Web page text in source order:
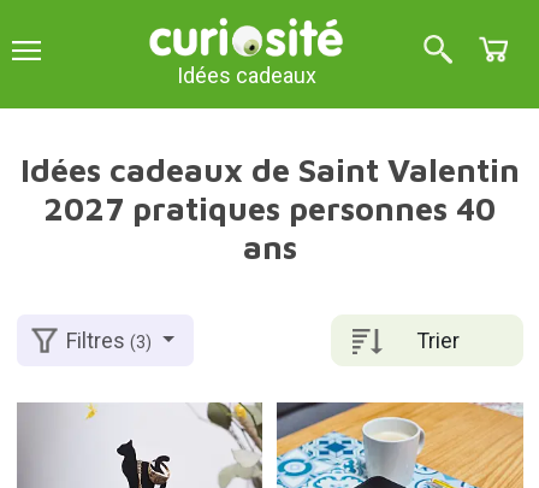
Idées cadeaux
Idées cadeaux de Saint Valentin
2027 pratiques personnes 40
ans
Trier
Filtres(3)